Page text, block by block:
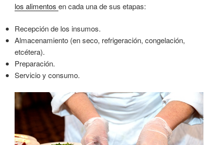
los alimentos en cada una de sus etapas:
Recepción de los insumos.
Almacenamiento (en seco, refrigeración, congelación,
etcétera).
Preparación.
Servicio y consumo.